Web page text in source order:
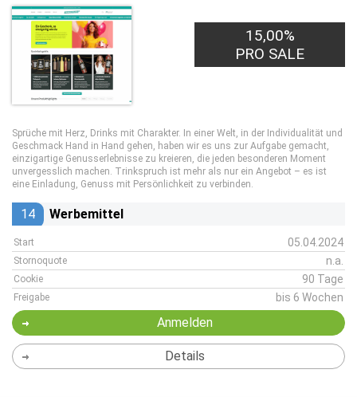
15,00%
PRO SALE
Sprüche mit Herz, Drinks mit Charakter. In einer Welt, in der Individualität und
Geschmack Hand in Hand gehen, haben wir es uns zur Aufgabe gemacht,
einzigartige Genusserlebnisse zu kreieren, die jeden besonderen Moment
unvergesslich machen. Trinkspruch ist mehr als nur ein Angebot – es ist
eine Einladung, Genuss mit Persönlichkeit zu verbinden.
14 Werbemittel
Start 05.04.2024
Stornoquote n.a.
Cookie 90 Tage
Freigabe bis 6 Wochen
Anmelden
Details